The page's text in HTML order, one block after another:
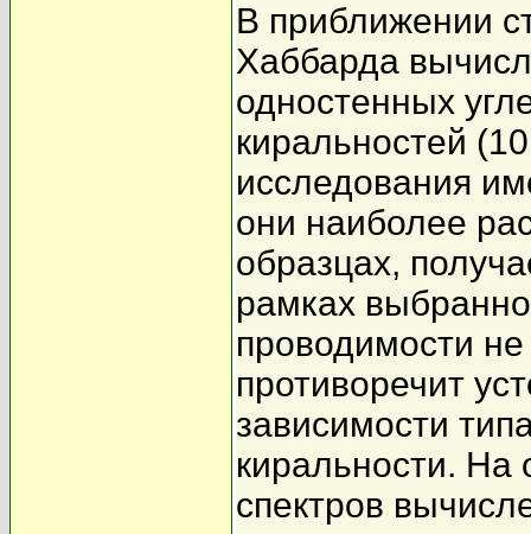
В приближении
Хаббарда
одностенных
киральностей
исследования
они наиболее
образцах,
рамках
проводимости не
противоречит
зависимости
киральности. На
спектров